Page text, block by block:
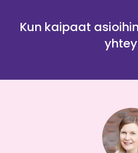
Kun kaipaat